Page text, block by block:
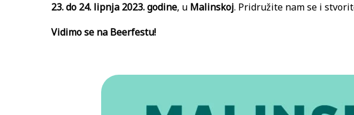
23. do 24. lipnja 2023. godine, u Malinskoj. Pridružite nam se i
Vidimo se na Beerfestu!